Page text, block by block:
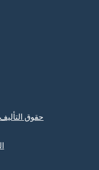
حقوق